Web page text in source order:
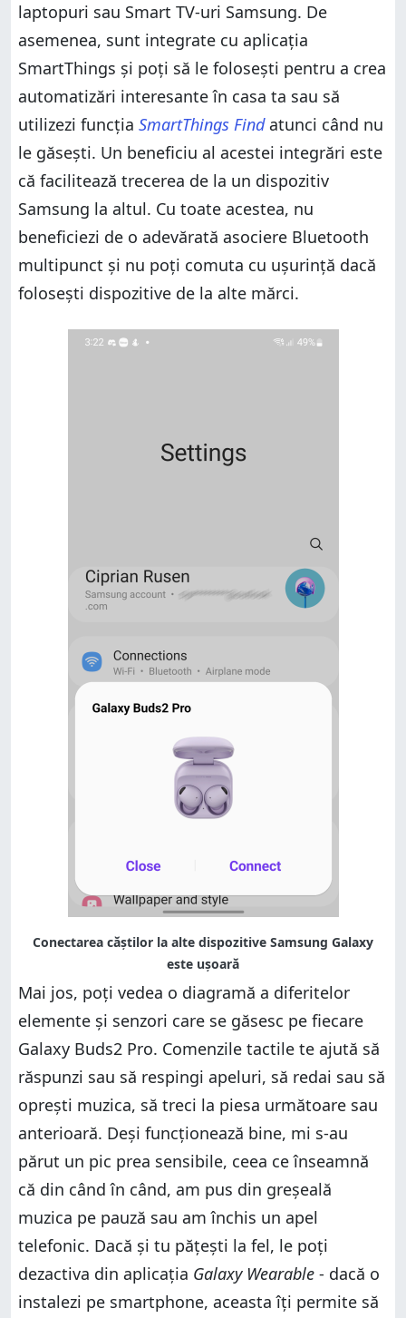
laptopuri sau Smart TV-uri Samsung. De
asemenea, sunt integrate cu aplicația
SmartThings și poți să le folosești pentru a crea
automatizări interesante în casa ta sau să
utilizezi funcția SmartThings Findatunci când nu
le găsești. Un beneficiu al acestei integrări este
că facilitează trecerea de la un dispozitiv
Samsung la altul. Cu toate acestea, nu
beneficiezi de o adevărată asociere Bluetooth
multipunct și nu poți comuta cu ușurință dacă
folosești dispozitive de la alte mărci.
Mai jos, poți vedea o diagramă a diferitelor
elemente și senzori care se găsesc pe fiecare
Galaxy Buds2 Pro. Comenzile tactile te ajută să
răspunzi sau să respingi apeluri, să redai sau să
oprești muzica, să treci la piesa următoare sau
anterioară. Deși funcționează bine, mi s-au
părut un pic prea sensibile, ceea ce înseamnă
că din când în când, am pus din greșeală
muzica pe pauză sau am închis un apel
telefonic. Dacă și tu pățești la fel, le poți
dezactiva din aplicația Galaxy Wearable - dacă o
instalezi pe smartphone, aceasta îți permite să